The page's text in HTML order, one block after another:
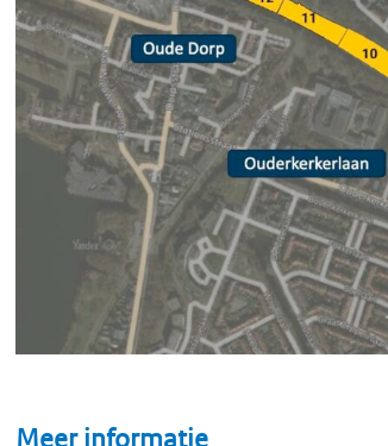
Meer informatie